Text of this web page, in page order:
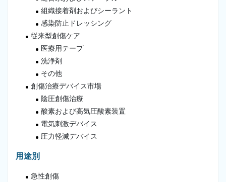
組織接着剤およびシーラント
感染防止ドレッシング
従来型創傷ケア
医療用テープ
洗浄剤
その他
創傷治療デバイス市場
陰圧創傷治療
酸素および高気圧酸素装置
電気刺激デバイス
圧力軽減デバイス
用途別
急性創傷